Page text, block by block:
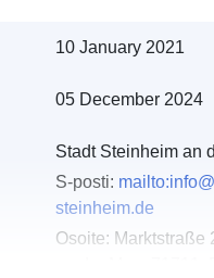
10 January 2021
05 December 2024
Stadt Steinheim an
S-posti:
steinheim.de
Osoite: Marktstraße